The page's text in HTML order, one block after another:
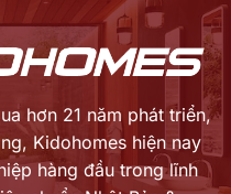
: Quạt hút thông gió có
ô nhiễm và đảm bảo
luôn được lưu thông
hút âm tường được
tự động tắt sau một
Điều này giúp tiết
hơn 21 năm phát triển,
Kidohomes hiện nay
hàng đầu trong lĩnh